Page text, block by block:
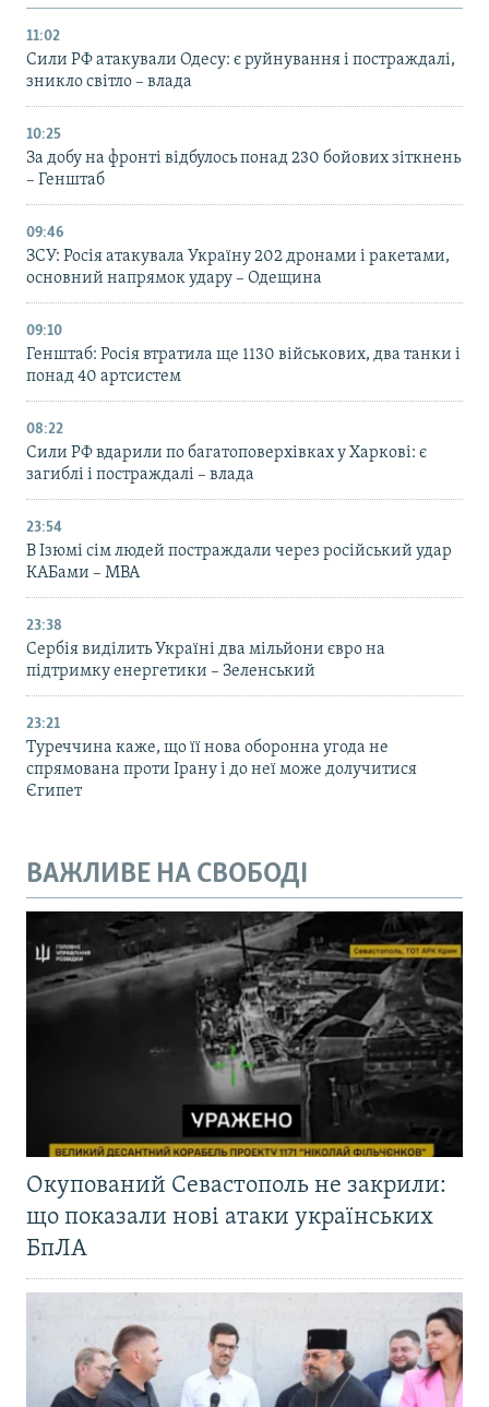
11:02
Сили РФ атакували Одесу: є руйнування і постраждалі,
зникло світло – влада
10:25
За добу на фронті відбулось понад 230 бойових зіткнень
– Генштаб
09:46
ЗСУ: Росія атакувала Україну 202 дронами і ракетами,
основний напрямок удару – Одещина
09:10
Генштаб: Росія втратила ще 1130 військових, два танки і
понад 40 артсистем
08:22
Сили РФ вдарили по багатоповерхівках у Харкові: є
загиблі і постраждалі – влада
23:54
В Ізюмі сім людей постраждали через російський удар
КАБами – МВА
23:38
Сербія виділить Україні два мільйони євро на
підтримку енергетики – Зеленський
23:21
Туреччина каже, що її нова оборонна угода не
спрямована проти Ірану і до неї може долучитися
Єгипет
ВАЖЛИВЕ НА СВОБОДІ
Окупований Севастополь не закрили:
що показали нові атаки українських
БпЛА